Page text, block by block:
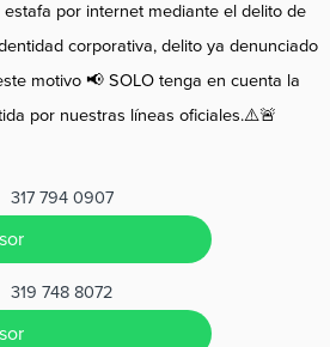
por internet mediante el delito de
corporativa, delito ya denunciado
motivo 📢 SOLO tenga en cuenta la
por nuestras líneas oficiales.⚠️🚨
317 794 0907
319 748 8072